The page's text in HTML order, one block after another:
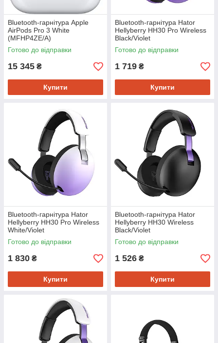
Bluetooth-гарнiтура Apple
AirPods Pro 3 White
(MFHP4ZE/A)
Готово до відправки
15 345 ₴
Купити
Bluetooth-гарнiтура Hator
Hellyberry HH30 Pro Wireless
Black/Violet
(HH30_PRO_wireless_BV)
Готово до відправки
1 719 ₴
Купити
Bluetooth-гарнiтура Hator
Hellyberry HH30 Pro Wireless
White/Violet
(HH30_PRO_wireless_WV)
Готово до відправки
1 830 ₴
Купити
Bluetooth-гарнiтура Hator
Hellyberry HH30 Wireless
Black/Violet
(HH30_wireless_BV)
Готово до відправки
1 526 ₴
Купити